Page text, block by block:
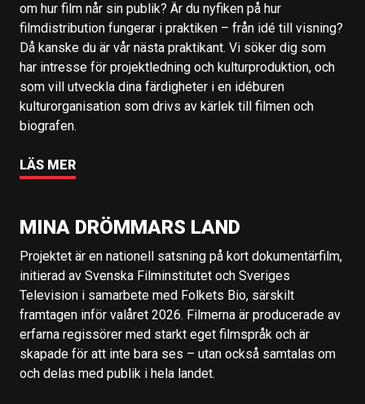
om hur film når sin publik? Är du nyfiken på hur
filmdistribution fungerar i praktiken – från idé till visning?
Då kanske du är vår nästa praktikant. Vi söker dig som
har intresse för projektledning och kulturproduktion, och
som vill utveckla dina färdigheter i en idéburen
kulturorganisation som drivs av kärlek till filmen och
biografen.
LÄS MER
MINA DRÖMMARS LAND
Projektet är en nationell satsning på kort dokumentärfilm,
initierad av Svenska Filminstitutet och Sveriges
Television i samarbete med Folkets Bio, särskilt
framtagen inför valåret 2026. Filmerna är producerade av
erfarna regissörer med starkt eget filmspråk och är
skapade för att inte bara ses – utan också samtalas om
och delas med publik i hela landet.